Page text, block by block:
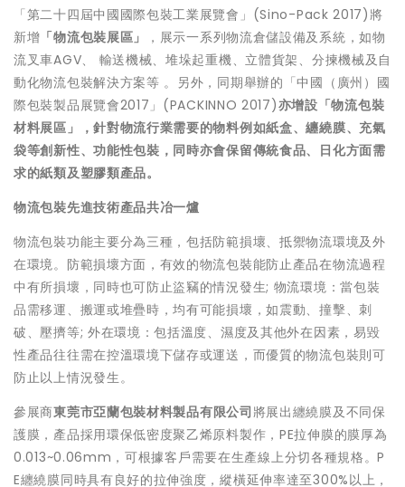
「第二十四屆中國國際包裝工業展覽會」(Sino-Pack 2017)將
新增 「物流包裝展區」
，展示一系列物流倉儲設備及系統，如物
流叉車AGV、 輸送機械、堆垛起重機、立體貨架、分揀機械及自
動化物流包裝解決方案等 。另外，同期舉辦的「中國（廣州）國
際包裝製品展覽會2017」(PACKINNO 2017)亦增設 「物流包裝
材料展區」
，針對物流行業需要的物料例如紙盒、纏繞膜、充氣
袋等創新性、功能性包裝，同時亦會保留傳統食品、日化方面需
求的紙類及塑膠類產品。
物流包裝先進技術產品共冶一爐
物流包裝功能主要分為三種，包括防範損壞、抵禦物流環境及外
在環境。防範損壞方面，有效的物流包裝能防止產品在物流過程
中有所損壞，同時也可防止盜竊的情況發生; 物流環境：當包裝
品需移運、搬運或堆疊時，均有可能損壞，如震動、撞擊、刺
破、壓擠等; 外在環境：包括溫度、濕度及其他外在因素，易毀
性產品往往需在控溫環境下儲存或運送，而優質的物流包裝則可
防止以上情況發生。
參展商東莞市亞蘭包裝材料製品有限公司將展出纏繞膜及不同保
護膜，產品採用環保低密度聚乙烯原料製作，PE拉伸膜的膜厚為
0.013~0.06mm，可根據客戶需要在生產線上分切各種規格。P
E纏繞膜同時具有良好的拉伸強度，縱橫延伸率達至300%以上，